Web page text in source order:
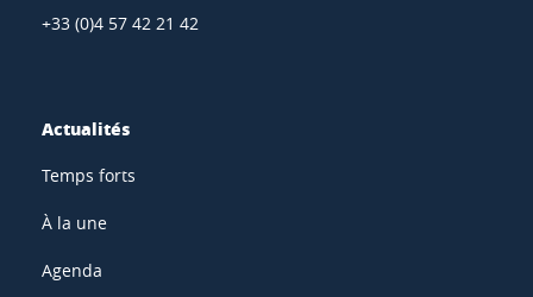
+33 (0)4 57 42 21 42
Actualités
Temps forts
À la une
Agenda